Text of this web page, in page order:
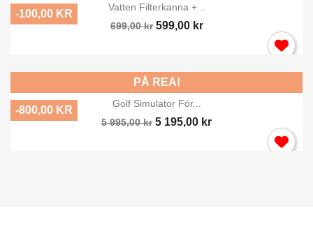
Vatten Filterkanna +...
699,00 kr 599,00 kr
-100,00 KR
Golf Simulator För...
5 995,00 kr 5 195,00 kr
PÅ REA!
-800,00 KR